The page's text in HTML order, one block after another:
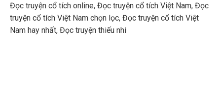
Đọc truyện cổ tích online, Đọc truyện cổ tích Việt Nam, Đọc
truyện cổ tích Việt Nam chọn lọc, Đọc truyện cổ tích Việt
Nam hay nhất, Đọc truyện thiếu nhi